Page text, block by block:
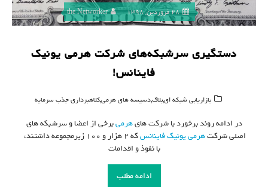
28 فروردین, 1398 the Networker
دستگیری سرشبکه‌های شرکت هرمی یونیک
فاینانس!
بازاریابی شبکه ای,بلاگ,دسیسه های هرمی,کلاهبرداری جذب سرمایه
در ادامه روند برخورد با شرکت هایهرمیبرخی از اعضا و سرشبکه های
اصلی شرکتهرمییونیک فاینانس
که ۲ هزار و ۱۰۰ زیرمجموعه داشتند،
با نفوذ و اقدامات
ادامه مطلب